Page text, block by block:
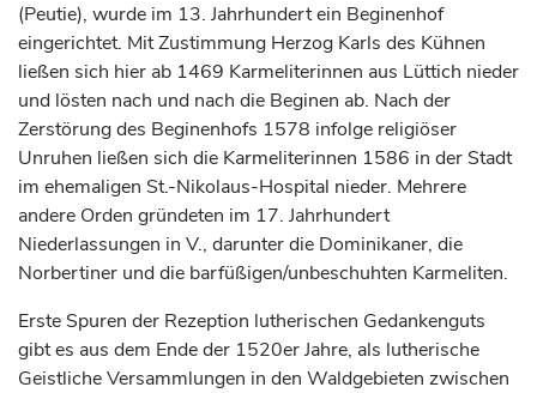
(Peutie), wurde im 13. Jahrhundertein Beginenhof
eingerichtet. Mit Zustimmung Herzog Karls des Kühnen
ließen sich hier ab 1469 Karmeliterinnen aus Lüttich nieder
und lösten nach und nach die Beginen ab. Nach der
Zerstörung des Beginenhofs 1578 infolge religiöser
Unruhen ließen sich die Karmeliterinnen 1586 in der Stadt
im ehemaligen St.-Nikolaus-Hospital nieder. Mehrere
andere Orden gründeten im 17. Jahrhundert
Niederlassungen in V., darunter die Dominikaner, die
Norbertiner und die barfüßigen/unbeschuhten Karmeliten.
Erste Spuren der Rezeption lutherischen Gedankenguts
gibt es aus dem Ende der 1520er Jahre, als lutherische
Geistliche Versammlungen in den Waldgebieten zwischen